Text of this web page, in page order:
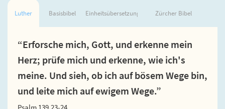
Luther Basisbibel Einheitsübersetzung Zürcher Bibel
“Erforsche mich, Gott, und erkenne mein
Herz; prüfe mich und erkenne, wie ich's
meine. Und sieh, ob ich auf bösem Wege bin,
und leite mich auf ewigem Wege.”
Psalm 139,23-24